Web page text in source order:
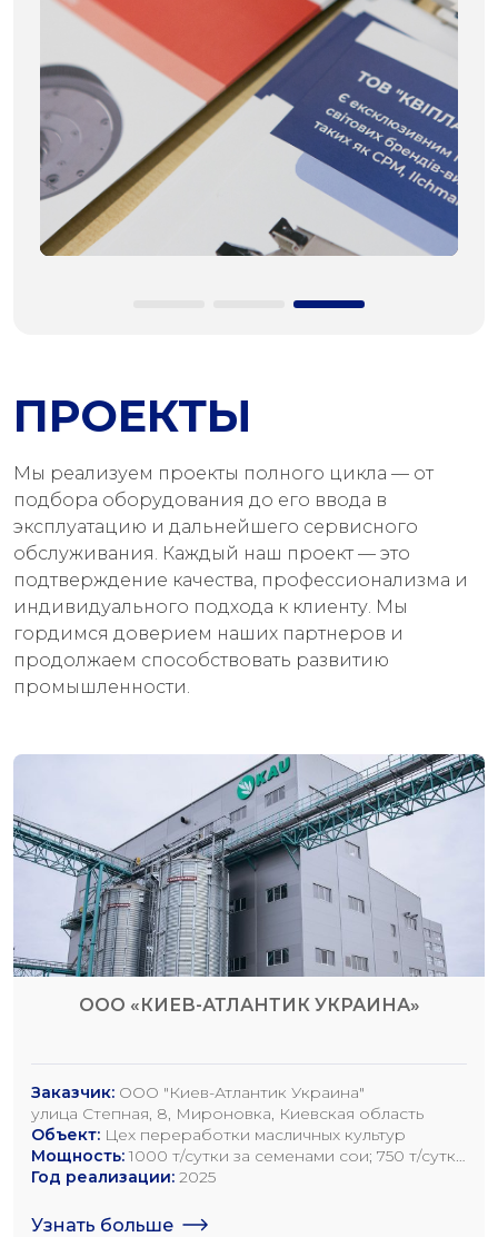
ПРОЕКТЫ
Мы реализуем проекты полного цикла — от
подбора оборудования до его ввода в
эксплуатацию и дальнейшего сервисного
обслуживания. Каждый наш проект — это
подтверждение качества, профессионализма и
индивидуального подхода к клиенту. Мы
гордимся доверием наших партнеров и
продолжаем способствовать развитию
промышленности.
ООО «КИЕВ-АТЛАНТИК УКРАИНА»
Заказчик: ООО "Киев-Атлантик Украина"
улица Степная, 8, Мироновка, Киевская область
Объект: Цех переработки масличных культур
Мощность: 1000 т/сутки за семенами сои; 750 т/сутки
за семенами рапса; 1200 т/сутки по семенам
Год реализации: 2025
Узнать больше